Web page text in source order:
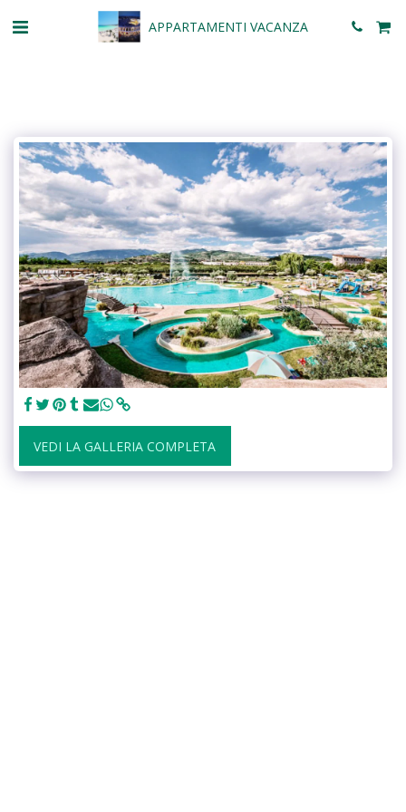
APPARTAMENTI VACANZA
VEDI LA GALLERIA COMPLETA